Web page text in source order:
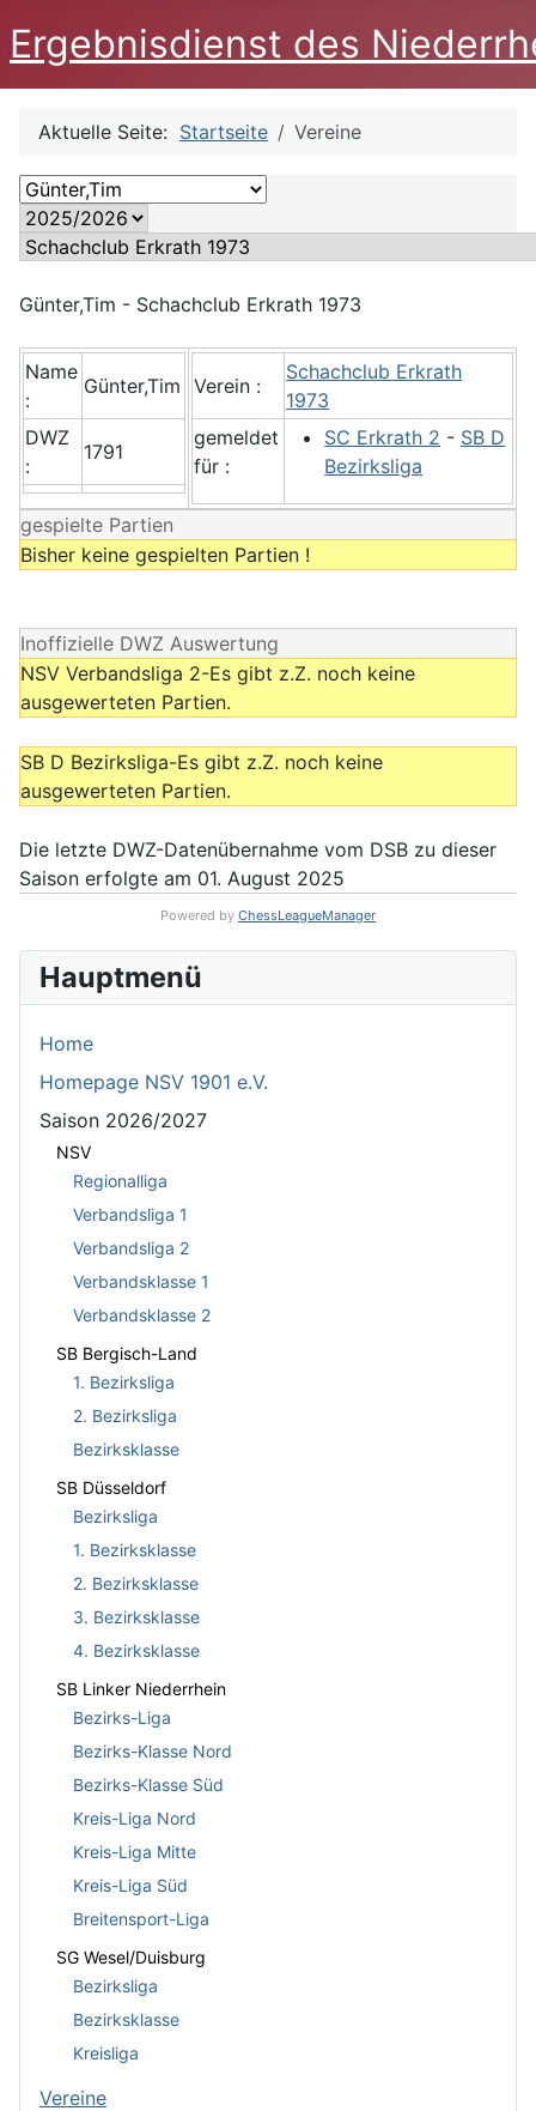
Ergebnisdienst des
Aktuelle Seite: Startseite Vereine
Günter,Tim - Schachclub Erkrath 1973
Name
:
Günter,Tim
DWZ
:
1791
Verein :
Schachclub Erkrath
1973
gemeldet
für :
SC Erkrath 2 - SB D
Bezirksliga
gespielte Partien
Bisher keine gespielten Partien !
Inoffizielle DWZ Auswertung
NSV Verbandsliga 2-Es gibt z.Z. noch keine
ausgewerteten Partien.
SB D Bezirksliga-Es gibt z.Z. noch keine
ausgewerteten Partien.
Die letzte DWZ-Datenübernahme vom DSB zu dieser
Saison erfolgte am 01. August 2025
Powered by ChessLeagueManager
Hauptmenü
Home
Homepage NSV 1901 e.V.
Saison 2026/2027
NSV
Regionalliga
Verbandsliga 1
Verbandsliga 2
Verbandsklasse 1
Verbandsklasse 2
SB Bergisch-Land
1. Bezirksliga
2. Bezirksliga
Bezirksklasse
SB Düsseldorf
Bezirksliga
1. Bezirksklasse
2. Bezirksklasse
3. Bezirksklasse
4. Bezirksklasse
SB Linker Niederrhein
Bezirks-Liga
Bezirks-Klasse Nord
Bezirks-Klasse Süd
Kreis-Liga Nord
Kreis-Liga Mitte
Kreis-Liga Süd
Breitensport-Liga
SG Wesel/Duisburg
Bezirksliga
Bezirksklasse
Kreisliga
Vereine